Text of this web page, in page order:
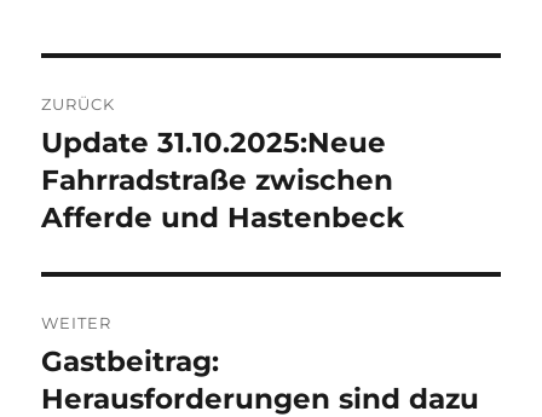
ZURÜCK
Vorheriger
Beitrag:
Update 31.10.2025:Neue
Fahrradstraße zwischen
Afferde und Hastenbeck
WEITER
Nächster
Beitrag:
Gastbeitrag:
Herausforderungen sind dazu